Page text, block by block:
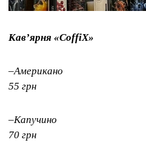
Кавʼярня «CoffiX»
–Американо
55 грн
–Капучино
70 грн